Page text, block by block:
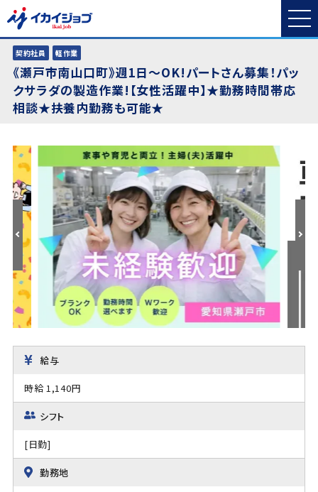
契約社員 軽作業
《瀬戸市南山口町》週1日～OK!パートさん募集！パッ
クサラダの製造作業!【女性活躍中】★勤務時間帯応
相談★扶養内勤務も可能★
給与
時給 1,140円
シフト
[日勤]
勤務地